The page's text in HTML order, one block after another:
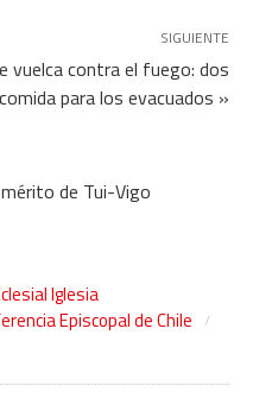
SIGUIENTE
vuelca contra el fuego: dos
para los evacuados »
de Tui-Vigo
Iglesia
Episcopal de Chile